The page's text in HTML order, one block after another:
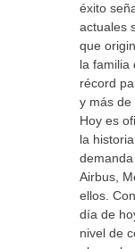
éxito
actuales
que
la familia
récord
y más de
Hoy es
la
Airbus,
ellos.
día de
nivel de